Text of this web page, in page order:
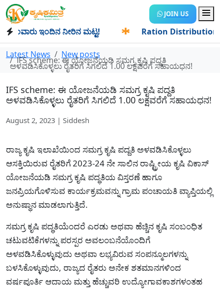
JOIN US
ಇಂದಿನ ನೀರಿನ ಮಟ್ಟ! Ration Distribution-
Latest News New posts
IFS scheme: ಈ ಯೋಜನೆಯಡಿ ಸಮಗ್ರ ಕೃಷಿ ಪದ್ದತಿ
ಅಳವಡಿಸಿಕೊಳ್ಳಲು ರೈತರಿಗೆ ಸಿಗಲಿದೆ 1.00 ಲಕ್ಷವರೆಗೆ ಸಹಾಯಧನ!
IFS scheme: ಈ ಯೋಜನೆಯಡಿ ಸಮಗ್ರ ಕೃಷಿ ಪದ್ದತಿ
ಅಳವಡಿಸಿಕೊಳ್ಳಲು ರೈತರಿಗೆ ಸಿಗಲಿದೆ 1.00 ಲಕ್ಷವರೆಗೆ ಸಹಾಯಧನ!
August 2, 2023 | Siddesh
ರಾಜ್ಯ ಕೃಷಿ ಇಲಾಖೆಯಿಂದ ಸಮಗ್ರ ಕೃಷಿ ಪದ್ದತಿ ಅಳವಡಿಸಿಕೊಳ್ಳಲು
ಆಸಕ್ತಿಯಿರುವ ರೈತರಿಗೆ 2023-24 ನೇ ಸಾಲಿನ ರಾಷ್ಟ್ರೀಯ ಕೃಷಿ ವಿಕಾಸ್
ಯೋಜನೆಯಡಿ ಸಮಗ್ರ ಕೃಷಿ ಪದ್ಧತಿಯ ವಿಸ್ತರಣೆ ಹಾಗೂ
ಜನಪ್ರಿಯಗೊಳಿಸುವ ಕಾರ್ಯಕ್ರಮವನ್ನು ಗ್ರಾಮ ಪಂಚಾಯತಿ ವ್ಯಾಪ್ತಿಯಲ್ಲಿ
ಅನುಷ್ಥಾನ ಮಾಡಲಾಗುತ್ತಿದೆ.
ಸಮಗ್ರ ಕೃಷಿ ಪದ್ಧತಿಯೆಂದರೆ ಎರಡು ಅಥವಾ ಹೆಚ್ಚಿನ ಕೃಷಿ ಸಂಬಂಧಿತ
ಚಟುವಟಿಕೆಗಳನ್ನು ಪರಸ್ಪರ ಅವಲಂಬನೆಯೊಂದಿಗೆ
ಅಳವಡಿಸಿಕೊಳ್ಳುವುದು ಅಥವಾ ಲಭ್ಯವಿರುವ ಸಂಪನ್ಮೂಲಗಳನ್ನು
ಬಳಸಿಕೊಳ್ಳುವುದು, ರಾಜ್ಯದ ರೈತರು ಅನೇಕ ಶತಮಾನಗಳಿಂದ
ವರ್ಷಪೂರ್ತಿ ಆದಾಯ ಮತ್ತು ಹೆಚ್ಚುವರಿ ಉದ್ಯೋಗಾವಕಾಶಗಳಂತಹ